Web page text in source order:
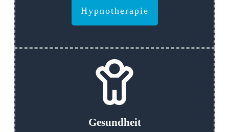
Hypnotherapie
Gesundheit